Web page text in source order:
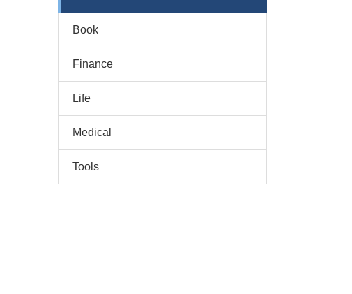
Book
Finance
Life
Medical
Tools